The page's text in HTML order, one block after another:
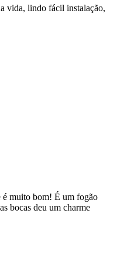
vida, lindo fácil instalação,
é muito bom! É um fogão
bocas deu um charme